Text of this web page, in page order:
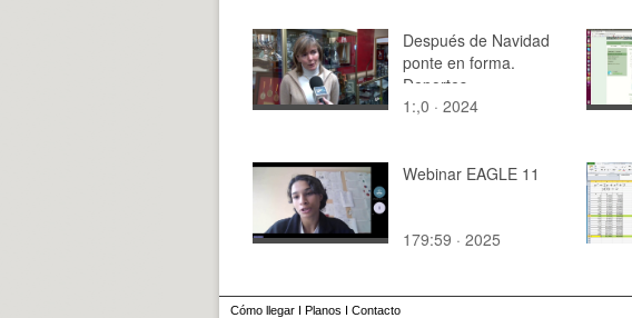
Después de Navidad
ponte en forma.
Deportes
1:,0 · 2024
Webinar EAGLE 11
179:59 · 2025
Cómo llegar I Planos I Contacto